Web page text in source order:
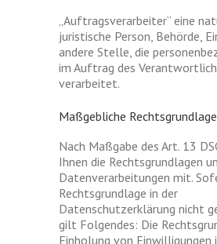
„Auftragsverarbeiter“ eine
juristische Person, Behörde,
andere Stelle, die
im Auftrag des
verarbeitet.
Maßgebliche
Nach Maßgabe des Art. 13
Ihnen die Rechtsgrundlagen
Datenverarbeitungen mit.
Rechtsgrundlage in der
Datenschutzerklärung nicht
gilt Folgendes: Die
Einholung von Einwilligungen